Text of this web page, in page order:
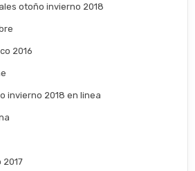
otoño invierno 2018
2016
invierno 2018 en linea